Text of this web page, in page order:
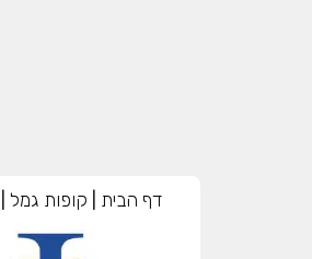
דף הבית קופות גמל